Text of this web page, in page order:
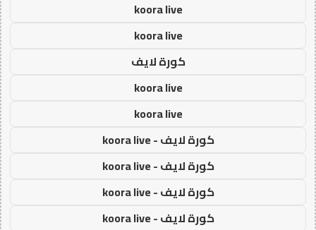
koora live
koora live
كورة لايف
koora live
koora live
كورة لايف - koora live
كورة لايف - koora live
كورة لايف - koora live
كورة لايف - koora live